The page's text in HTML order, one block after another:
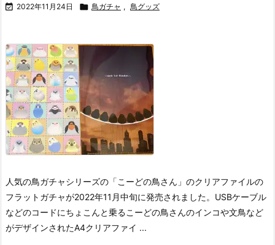
 2022年11月24日  鳥ガチャ , 鳥グッズ
人気の鳥ガチャシリーズの「こーどの鳥さん」のクリアファイルの
フラットガチャが2022年11月中旬に発売されました。 USBケーブル
などのコードにちょこんと乗るこーどの鳥さんのインコや文鳥など
がデザインされたA4クリアファイ ...